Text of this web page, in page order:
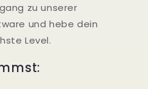
zu unserer
und hebe dein
Level.